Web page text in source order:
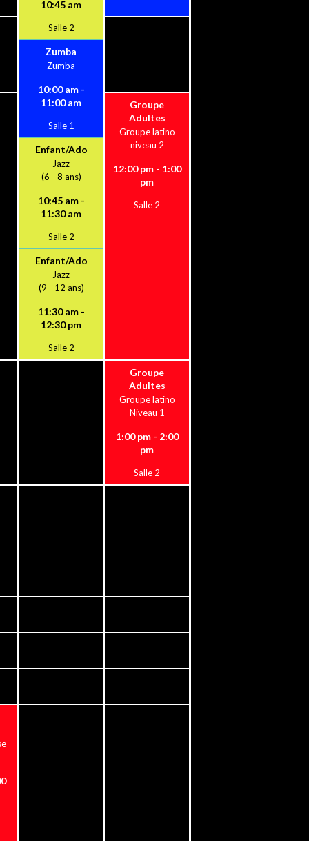
10:45 am
Salle 2
Zumba
Zumba
10:00 am -
11:00 am
Salle 1
Enfant/Ado
Jazz
(6 - 8 ans)
10:45 am -
11:30 am
Salle 2
Enfant/Ado
Jazz
(9 - 12 ans)
11:30 am -
12:30 pm
Salle 2
Groupe
Adultes
Groupe latino
niveau 2
12:00 pm - 1:00
pm
Salle 2
Groupe
Adultes
Groupe latino
Niveau 1
1:00 pm - 2:00
pm
Salle 2